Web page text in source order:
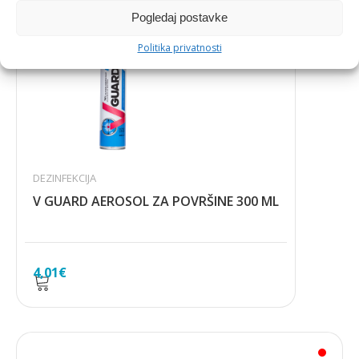
Pogledaj postavke
Politika privatnosti
4,01€
DEZINFEKCIJA
V GUARD AEROSOL ZA POVRŠINE 300 ML